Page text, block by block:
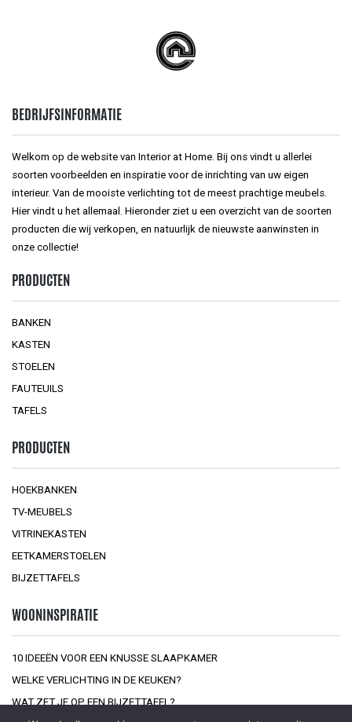
BEDRIJFSINFORMATIE
Welkom op de website van Interior at Home. Bij ons vindt u allerlei
soorten voorbeelden en inspiratie voor de inrichting van uw eigen
interieur. Van de mooiste verlichting tot de meest prachtige meubels.
Hier vindt u het allemaal. Hieronder ziet u een overzicht van de soorten
producten die wij verkopen, en natuurlijk de nieuwste aanwinsten in
onze collectie!
PRODUCTEN
BANKEN
KASTEN
STOELEN
FAUTEUILS
TAFELS
PRODUCTEN
HOEKBANKEN
TV-MEUBELS
VITRINEKASTEN
EETKAMERSTOELEN
BIJZETTAFELS
WOONINSPIRATIE
10 IDEEËN VOOR EEN KNUSSE SLAAPKAMER
WELKE VERLICHTING IN DE KEUKEN?
WAT ZET JE OP EEN BIJZETTAFEL?